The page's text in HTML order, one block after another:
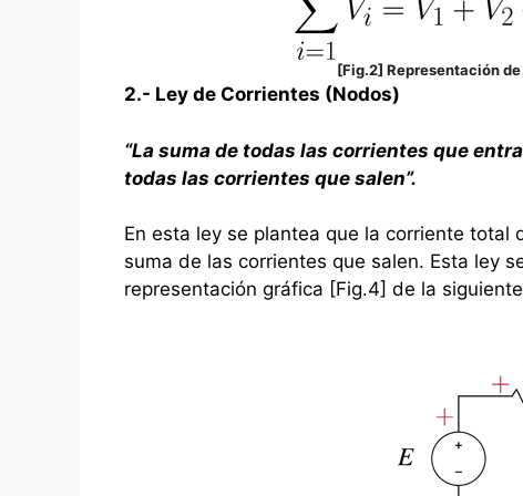
[Fig.2] Representación
2.- Ley de Corrientes (Nodos)
“La suma de todas las corrientes que
todas las corrientes que salen”.
En esta ley se plantea que la corriente
suma de las corrientes que salen. Esta ley
representación gráfica [Fig.4] de la